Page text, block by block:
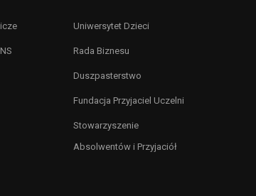
Uniwersytet Dzieci
Rada Biznesu
Duszpasterstwo
Fundacja Przyjaciel Uczelni
Stowarzyszenie
Absolwentów i Przyjaciół